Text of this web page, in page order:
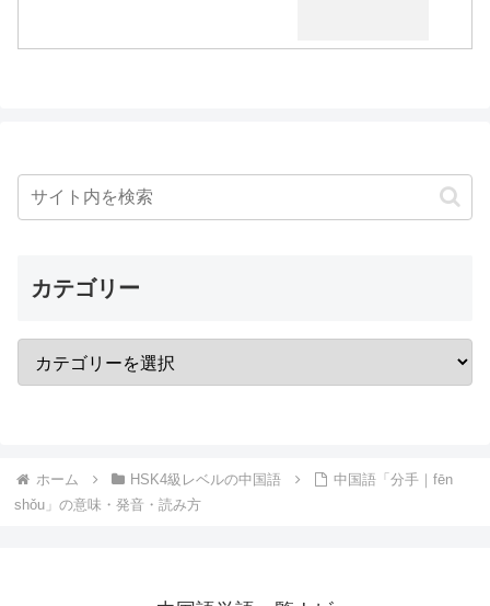
カテゴリー
ホーム HSK4級レベルの中国語
中国語「分手｜fēn
shǒu」の意味・発音・読み方